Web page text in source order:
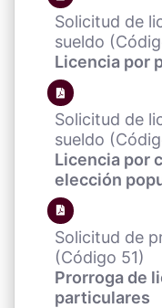
Solicitud de
sueldo
Licencia por
Solicitud de
sueldo
Licencia por
elección
Solicitud de
(Código 51)
Prorroga de
particulares